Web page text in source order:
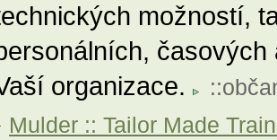
možností,
organizace.
::
Mulder :: Tailor Made